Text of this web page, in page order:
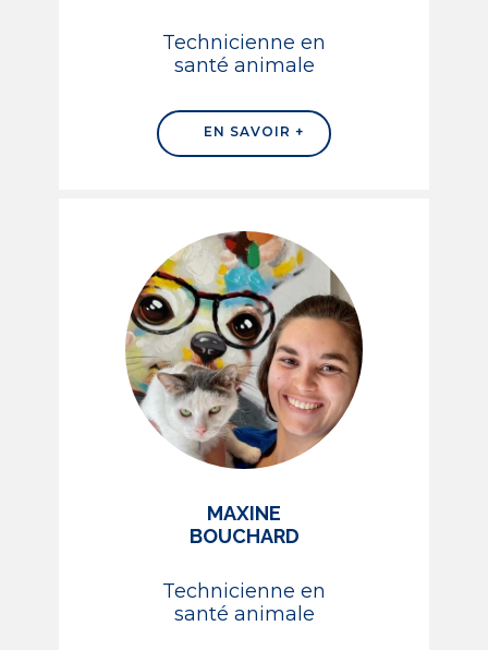
Technicienne en
santé animale
EN SAVOIR +
MAXINE
BOUCHARD
Technicienne en
santé animale